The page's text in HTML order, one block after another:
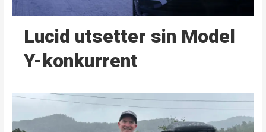
Lucid utsetter sin Model
Y-konkurrent